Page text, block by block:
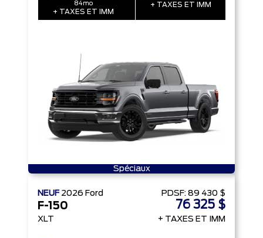
84mo
+ TAXES ET IMM
+ TAXES ET IMM
Spéciaux
NEUF 2026 Ford
F-150
XLT
PDSF: 89 430 $
76 325 $
+ TAXES ET IMM